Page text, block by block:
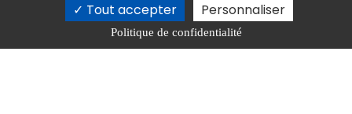
Nos actualités Localités
Mentions légales
Tout accepter Personnaliser
Politique de confidentialité